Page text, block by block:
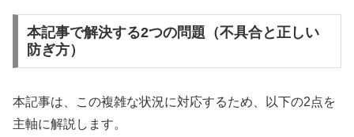
本記事で解決する2つの問題（不具合と正しい
防ぎ方）
本記事は、この複雑な状況に対応するため、以下の2点を
主軸に解説します。